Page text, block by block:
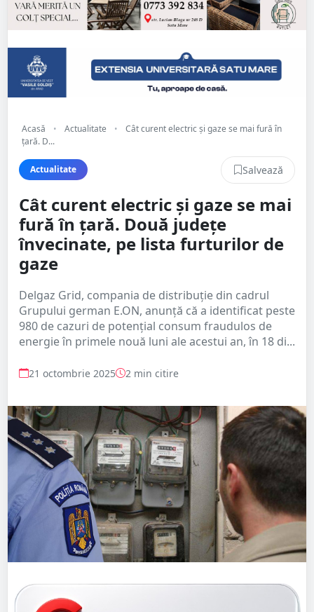
Acasă • Actualitate •
Cât curent electric și gaze se mai fură în
țară. D...
Actualitate Salvează
Cât curent electric și gaze se mai
fură în țară. Două județe
învecinate, pe lista furturilor de
gaze
Delgaz Grid, compania de distribuţie din cadrul
Grupului german E.ON, anunţă că a identificat peste
980 de cazuri de potenţial consum fraudulos de
energie în primele nouă luni ale acestui an, în 18 di...
21 octombrie 2025 2 min citire